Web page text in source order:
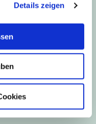
Details zeigen